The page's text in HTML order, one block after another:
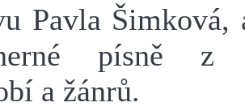
Pavla Šimková,
písně z
a žánrů.